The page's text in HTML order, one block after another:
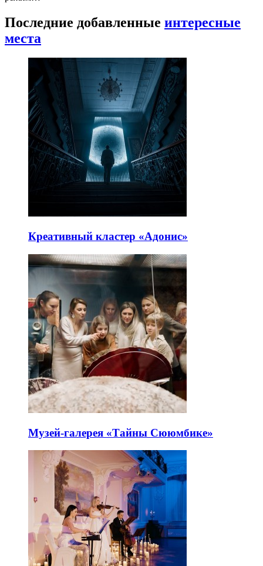
Последние добавленные интересные
места
Креативный кластер «Адонис»
Музей-галерея «Тайны Сююмбике»